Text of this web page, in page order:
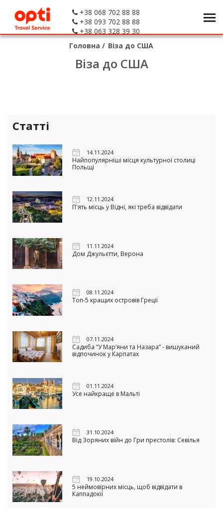
+38 068 702 88 88
+38 093 702 88 88
+38 063 328 39 30
Головна / Віза до США
Віза до США
Статті
14.11.2024
Найпопулярніші місця культурної столиці
Польщі
12.11.2024
П'ять місць у Відні, які треба відвідати
11.11.2024
Дом Джульєтти, Верона
08.11.2024
Топ-5 кращих островів Греції
07.11.2024
Садиба “У Мар’яни та Назара” - вишуканий
відпочинок у Карпатах
01.11.2024
Усе найкраще в Мальті
31.10.2024
Від Зоряних війн до Гри престолів: Севілья
19.10.2024
5 неймовірних місць, щоб відвідати в
Каппадокії